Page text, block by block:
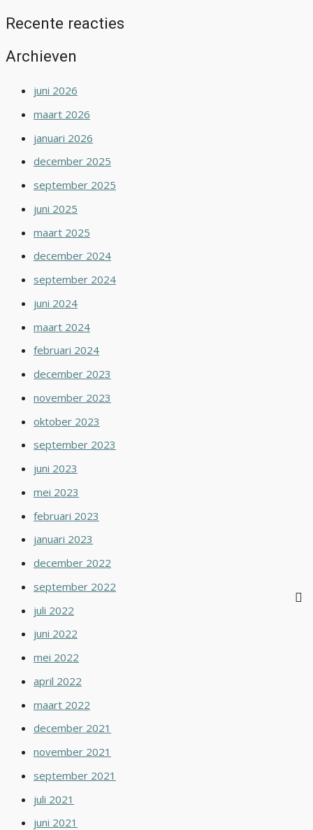
Recente reacties
Archieven
juni 2026
maart 2026
januari 2026
december 2025
september 2025
juni 2025
maart 2025
december 2024
september 2024
juni 2024
maart 2024
februari 2024
december 2023
november 2023
oktober 2023
september 2023
juni 2023
mei 2023
februari 2023
januari 2023
december 2022
september 2022
juli 2022
juni 2022
mei 2022
april 2022
maart 2022
december 2021
november 2021
september 2021
juli 2021
juni 2021